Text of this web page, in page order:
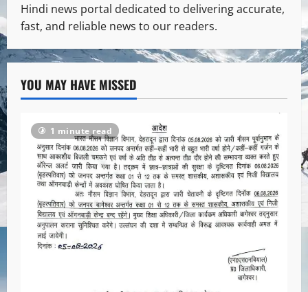
Hindi news portal dedicated to delivering accurate,
fast, and reliable news to our readers.
YOU MAY HAVE MISSED
1 minute read